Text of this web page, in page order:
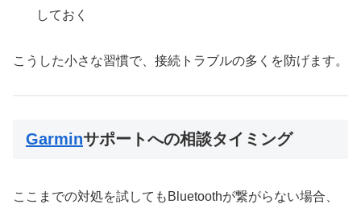
しておく
こうした小さな習慣で、接続トラブルの多くを防げます。
Garminサポートへの相談タイミング
ここまでの対処を試してもBluetoothが繋がらない場合、